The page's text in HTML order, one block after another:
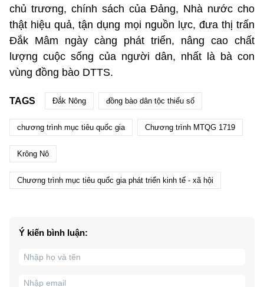
chủ trương, chính sách của Đảng, Nhà nước cho
thật hiệu quả, tận dụng mọi nguồn lực, đưa thị trấn
Đắk Mâm ngày càng phát triển, nâng cao chất
lượng cuộc sống của người dân, nhất là bà con
vùng đồng bào DTTS.
TAGS Đắk Nông đồng bào dân tộc thiểu số
chương trình mục tiêu quốc gia Chương trình MTQG 1719
Krông Nô
Chương trình mục tiêu quốc gia phát triển kinh tế - xã hội
Ý kiến bình luận: